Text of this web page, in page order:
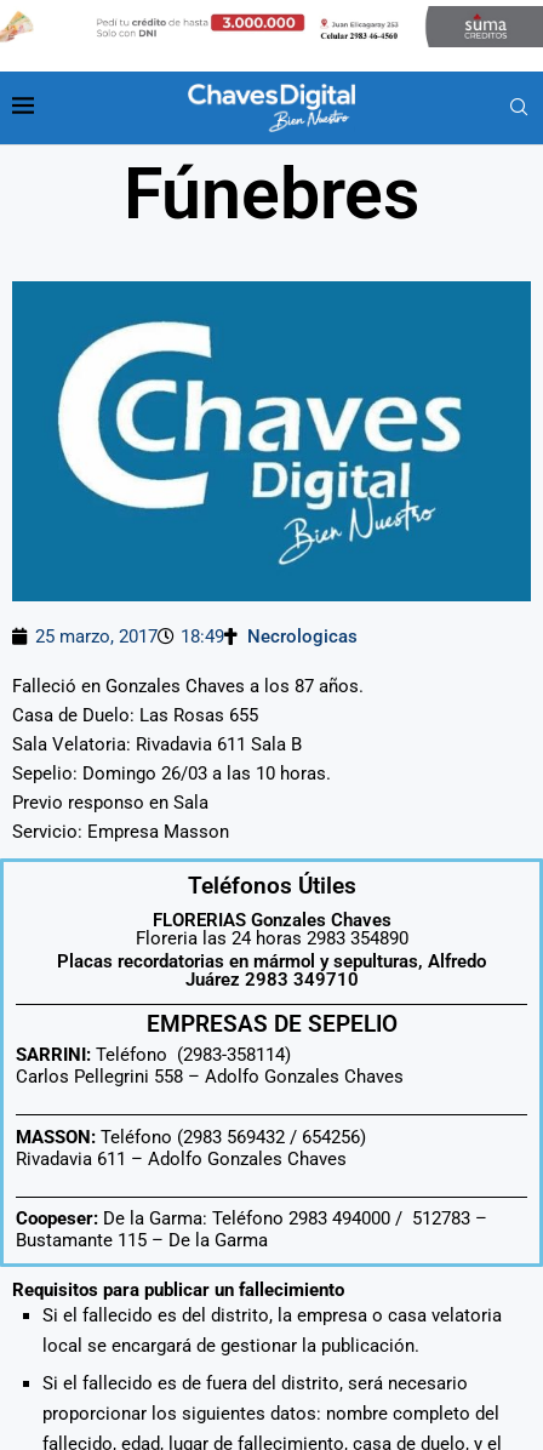
Fúnebres
25 marzo, 2017 18:49 Necrologicas
Falleció en Gonzales Chaves a los 87 años.
Casa de Duelo: Las Rosas 655
Sala Velatoria: Rivadavia 611 Sala B
Sepelio: Domingo 26/03 a las 10 horas.
Previo responso en Sala
Servicio: Empresa Masson
Teléfonos Útiles
FLORERIAS Gonzales Chaves
Floreria las 24 horas 2983 354890
Placas recordatorias en mármol y sepulturas, Alfredo
Juárez 2983 349710
EMPRESAS DE SEPELIO
SARRINI: Teléfono (2983-358114)
Carlos Pellegrini 558 – Adolfo Gonzales Chaves
MASSON: Teléfono (2983 569432 / 654256)
Rivadavia 611 – Adolfo Gonzales Chaves
Coopeser: De la Garma: Teléfono 2983 494000 / 512783 –
Bustamante 115 – De la Garma
Requisitos para publicar un fallecimiento
Si el fallecido es del distrito, la empresa o casa velatoria
local se encargará de gestionar la publicación.
Si el fallecido es de fuera del distrito, será necesario
proporcionar los siguientes datos: nombre completo del
fallecido, edad, lugar de fallecimiento, casa de duelo, y el